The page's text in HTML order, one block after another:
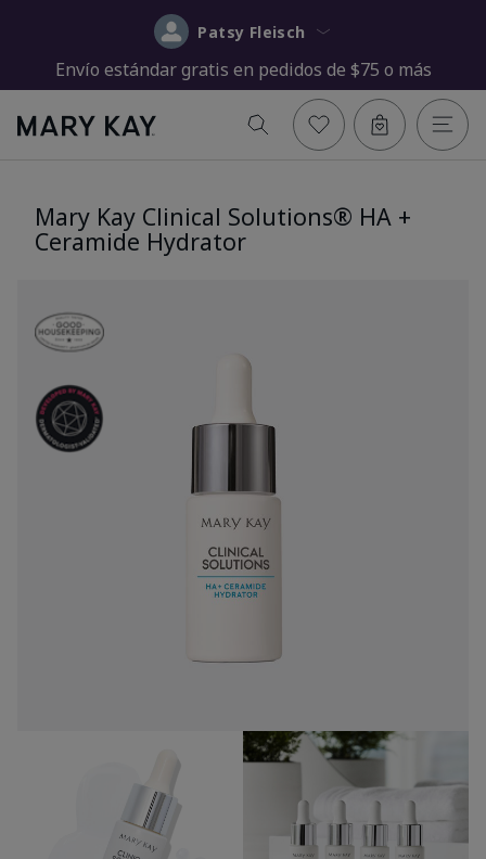
Patsy Fleisch
Envío estándar gratis en pedidos de $75 o más
Mary Kay Clinical Solutions® HA +
Ceramide Hydrator